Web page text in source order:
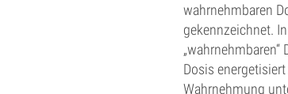
wahrnehmbaren
gekennzeichnet.
Dosis
Wahrnehmung